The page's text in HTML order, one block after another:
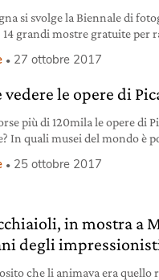
si svolge la Biennale di
14 grandi mostre gratuite per
27 ottobre 2017
vedere le opere di
più di 120mila le opere di
In quali musei del mondo è
25 ottobre 2017
in mostra a
degli
che li animava era quello